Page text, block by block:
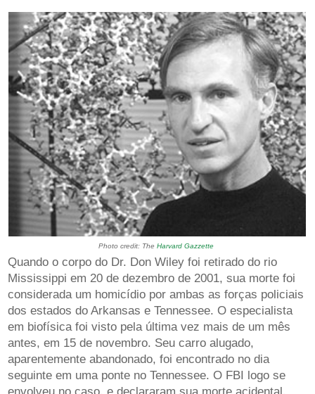
Photo credit: TheHarvard Gazzette
Quando o corpo do Dr. Don Wiley foi retirado do rio
Mississippi em 20 de dezembro de 2001, sua morte foi
considerada um homicídio por ambas as forças policiais
dos estados do Arkansas e Tennessee. O especialista
em biofísica foi visto pela última vez mais de um mês
antes, em 15 de novembro. Seu carro alugado,
aparentemente abandonado, foi encontrado no dia
seguinte em uma ponte no Tennessee. O FBI logo se